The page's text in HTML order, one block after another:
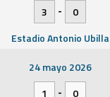
3
-
0
Estadio Antonio Ubilla
24 mayo 2026
1
-
0